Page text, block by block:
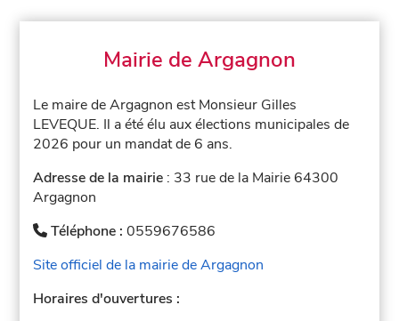
Mairie de Argagnon
Le maire de Argagnon est Monsieur Gilles
LEVEQUE. Il a été élu aux élections municipales de
2026 pour un mandat de 6 ans.
Adresse de la mairie : 33 rue de la Mairie 64300
Argagnon
Téléphone :0559676586
Site officiel de la mairie de Argagnon
Horaires d'ouvertures :